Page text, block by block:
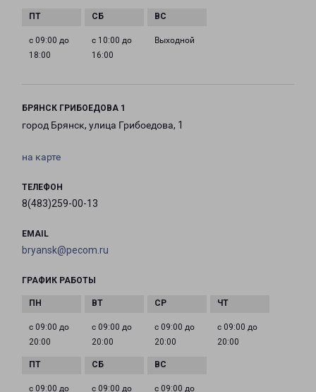
с 09:00 до
18:00
с 10:00 до
16:00
Выходной
БРЯНСК ГРИБОЕДОВА 1
город Брянск, улица Грибоедова, 1
на карте
ТЕЛЕФОН
8(483)259-00-13
EMAIL
bryansk@pecom.ru
ГРАФИК РАБОТЫ
с 09:00 до
20:00
с 09:00 до
20:00
с 09:00 до
20:00
с 09:00 до
20:00
с 09:00 до с 09:00 до с 09:00 до